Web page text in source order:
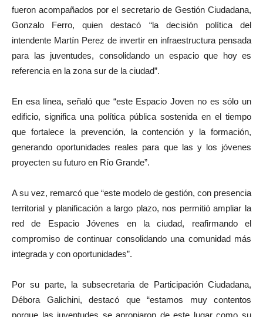
fueron acompañados por el secretario de Gestión Ciudadana,
Gonzalo Ferro, quien destacó “la decisión política del
intendente Martín Perez de invertir en infraestructura pensada
para las juventudes, consolidando un espacio que hoy es
referencia en la zona sur de la ciudad”.
En esa línea, señaló que “este Espacio Joven no es sólo un
edificio, significa una política pública sostenida en el tiempo
que fortalece la prevención, la contención y la formación,
generando oportunidades reales para que las y los jóvenes
proyecten su futuro en Río Grande”.
A su vez, remarcó que “este modelo de gestión, con presencia
territorial y planificación a largo plazo, nos permitió ampliar la
red de Espacio Jóvenes en la ciudad, reafirmando el
compromiso de continuar consolidando una comunidad más
integrada y con oportunidades”.
Por su parte, la subsecretaria de Participación Ciudadana,
Débora Galichini, destacó que “estamos muy contentos
porque las juventudes se apropiaron de este lugar como su